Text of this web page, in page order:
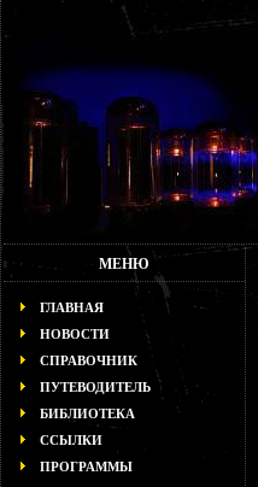
МЕНЮ
ГЛАВНАЯ
НОВОСТИ
СПРАВОЧНИК
ПУТЕВОДИТЕЛЬ
БИБЛИОТЕКА
ССЫЛКИ
ПРОГРАММЫ